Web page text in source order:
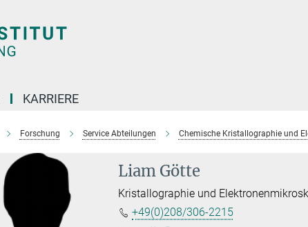
KARRIERE
Forschung Service Abteilungen Chemische Kristallographie und
Liam Götte
Kristallographie und
+49(0)208/306-2215